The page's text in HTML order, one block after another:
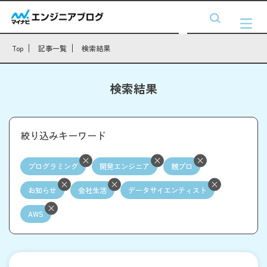
Top 記事一覧 検索結果
検索結果
絞り込みキーワード
プログラミング 開発エンジニア 競プロ
お知らせ 会社生活 データサイエンティスト
AWS